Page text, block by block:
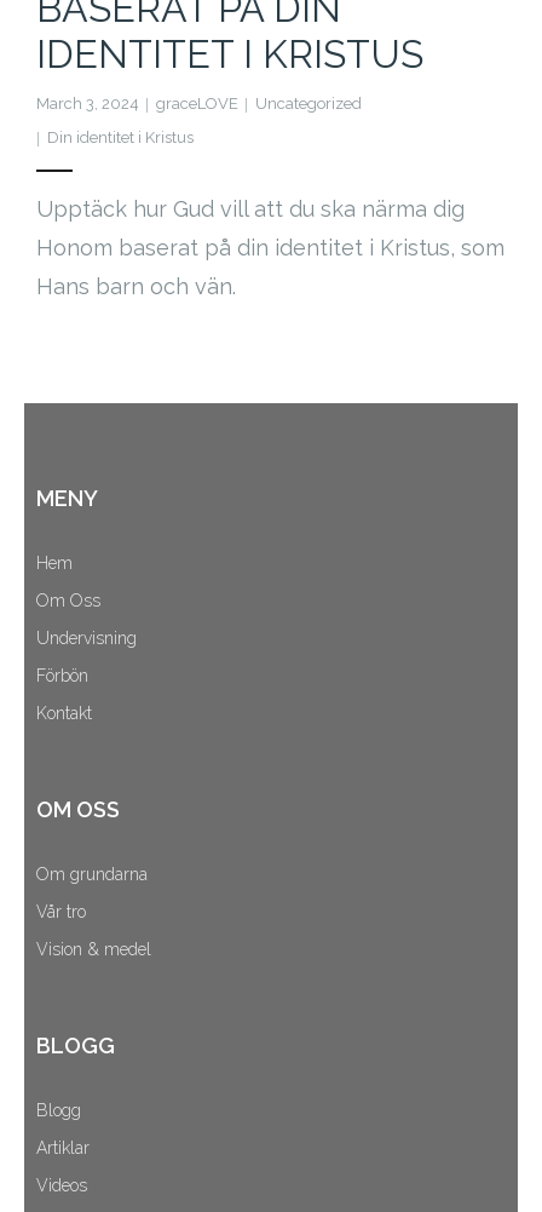
Cart (0Items)
IDENTITET I KRISTUS
March 3, 2024 graceLOVE
Uncategorized
Din identitet i Kristus
Upptäck hur Gud vill att du ska närma dig
Honom baserat på din identitet i Kristus, som
Hans barn och vän.
MENY
Hem
Om Oss
Undervisning
Förbön
Kontakt
OM OSS
Om grundarna
Vår tro
Vision & medel
BLOGG
Blogg
Artiklar
Videos